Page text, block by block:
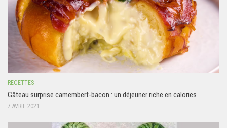
RECETTES
Gâteau surprise camembert-bacon : un déjeuner riche en calories
7 AVRIL 2021